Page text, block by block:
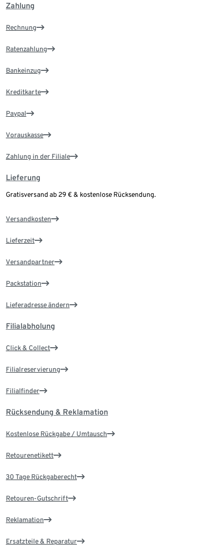
Zahlung
Rechnung
Ratenzahlung
Bankeinzug
Kreditkarte
Paypal
Vorauskasse
Zahlung in der Filiale
Lieferung
Gratisversand ab 29 € & kostenlose Rücksendung.
Versandkosten
Lieferzeit
Versandpartner
Packstation
Lieferadresse ändern
Filialabholung
Click & Collect
Filialreservierung
Filialfinder
Rücksendung & Reklamation
Kostenlose Rückgabe / Umtausch
Retourenetikett
30 Tage Rückgaberecht
Retouren-Gutschrift
Reklamation
Ersatzteile & Reparatur